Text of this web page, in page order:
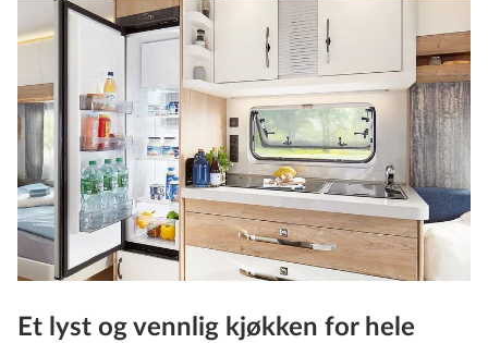
Et lyst og vennlig kjøkken for hele